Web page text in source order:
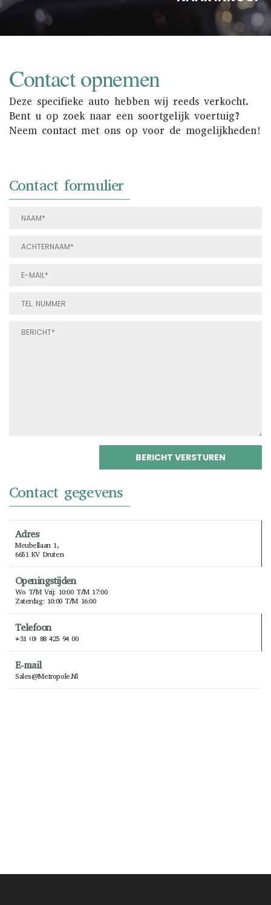
Contact opnemen
Deze specifieke auto hebben wij reeds verkocht.
Bent u op zoek naar een soortgelijk voertuig?
Neem contact met ons op voor de mogelijkheden!
Contact formulier
Contact gegevens
Adres
Meubellaan 1,
6651 KV Druten
Openingstijden
Wo T/m Vrij: 10:00 T/m 17:00
Zaterdag: 10:00 T/m 16:00
Telefoon
+31 (0) 88 425 94 00
E-mail
Sales@metropole.nl